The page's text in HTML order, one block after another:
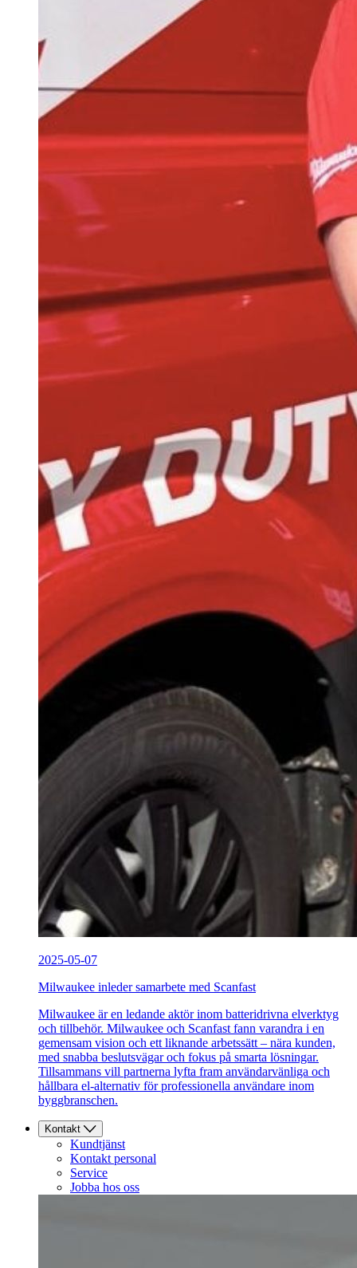
2025-05-07
Milwaukee inleder samarbete med Scanfast
Milwaukee är en ledande aktör inom batteridrivna elverktyg
och tillbehör. Milwaukee och Scanfast fann varandra i en
gemensam vision och ett liknande arbetssätt – nära kunden,
med snabba beslutsvägar och fokus på smarta lösningar.
Tillsammans vill partnerna lyfta fram användarvänliga och
hållbara el-alternativ för professionella användare inom
byggbranschen.
Kontakt
Kundtjänst
Kontakt personal
Service
Jobba hos oss